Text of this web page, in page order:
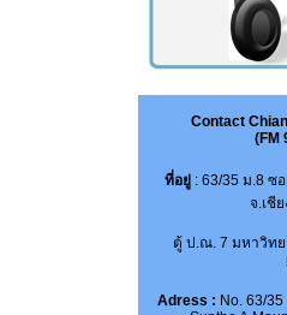
Did you miss our tribute to
ABC2, 9:30pm Thursday
countdown. Here's a little
Contact
(FM
ที่อยู่ : 63/35 ม.8 ซ
จ.เชี
ตู้ ป.ณ. 7 มหาวิทย
Adress : No. 63/